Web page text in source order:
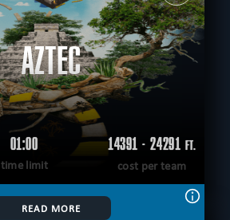
AZTEC
01:00
time limit
14391 - 24291 FT.
cost per team
READ MORE